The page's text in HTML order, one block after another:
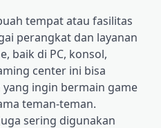
tempat atau fasilitas
perangkat dan layanan
baik di PC, konsol,
center ini bisa
ingin bermain game
teman-teman.
sering digunakan